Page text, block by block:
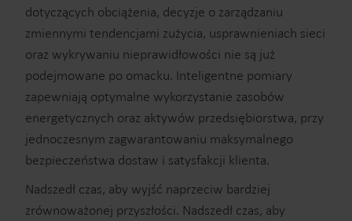
dotyczących obciążenia, decyzje o zarządzaniu
zmiennymi tendencjami zużycia, usprawnieniach sieci
oraz wykrywaniu nieprawidłowości nie są już
podejmowane po omacku. Inteligentne pomiary
zapewniają optymalne wykorzystanie zasobów
energetycznych oraz aktywów przedsiębiorstwa, przy
jednoczesnym zagwarantowaniu maksymalnego
bezpieczeństwa dostaw i satysfakcji klienta.
Nadszedł czas, aby wyjść naprzeciw bardziej
zrównoważonej przyszłości. Nadszedł czas, aby